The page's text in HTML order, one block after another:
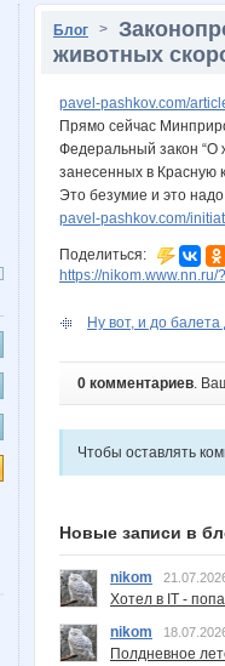
Блог >
животных
pavel-pashkov.com/
Прямо сейчас
Федеральный закон “О
занесенных в Красную
Это безумие и это
pavel-pashkov.com/
Поделиться:
https://nikom.www.nn.ru/
Ну вот, и до
0 комментариев.
Чтобы оставлять
Новые записи в
nikom
Хотел в IT -
nikom
Полдневное